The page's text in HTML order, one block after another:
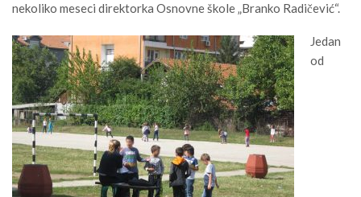
nekoliko meseci direktorka Osnovne škole „Branko Radičević“.
Jedan
od